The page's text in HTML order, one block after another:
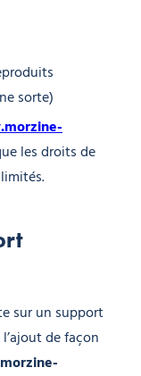
sorte)
les droits de
sur un support
de façon